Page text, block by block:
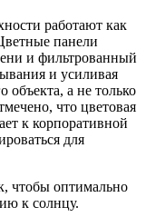
работают как
панели
и фильтрованный
и усиливая
объекта, а не только
что цветовая
к корпоративной
для
чтобы оптимально
к солнцу.